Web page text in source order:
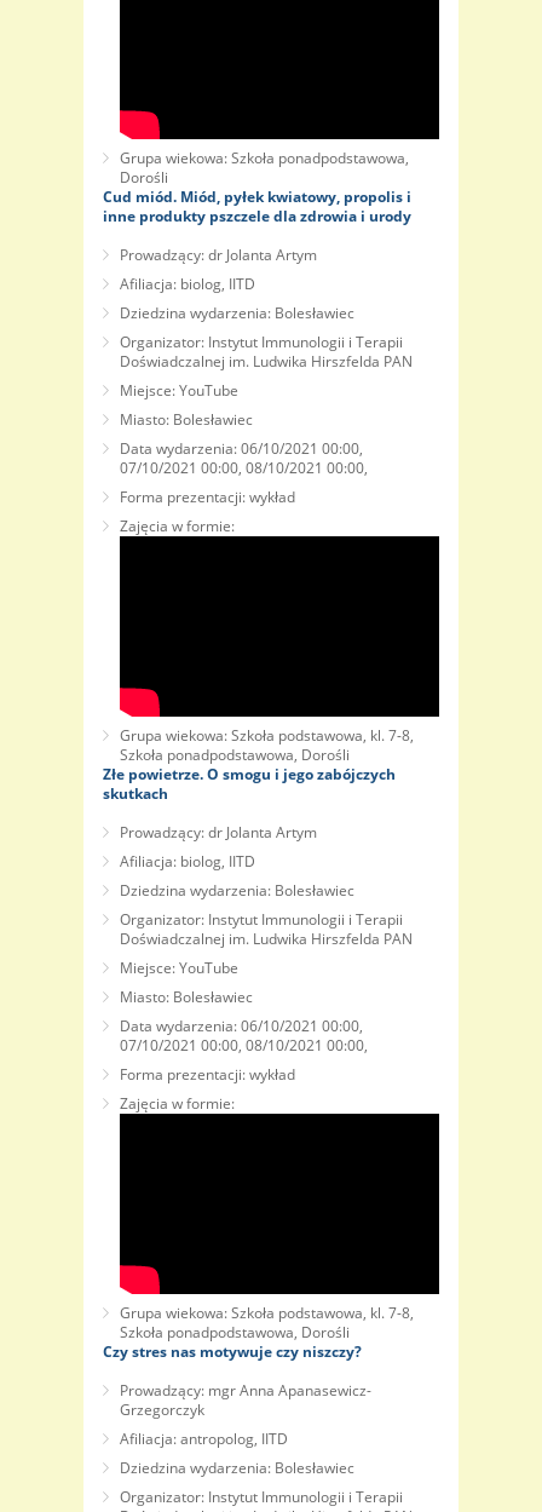
Grupa wiekowa: Szkoła ponadpodstawowa,
Dorośli
Cud miód. Miód, pyłek kwiatowy, propolis i
inne produkty pszczele dla zdrowia i urody
Prowadzący: dr Jolanta Artym
Afiliacja: biolog, IITD
Dziedzina wydarzenia: Bolesławiec
Organizator: Instytut Immunologii i Terapii
Doświadczalnej im. Ludwika Hirszfelda PAN
Miejsce: YouTube
Miasto: Bolesławiec
Data wydarzenia: 06/10/2021 00:00,
07/10/2021 00:00, 08/10/2021 00:00,
Forma prezentacji: wykład
Zajęcia w formie:
Grupa wiekowa: Szkoła podstawowa, kl. 7-8,
Szkoła ponadpodstawowa, Dorośli
Złe powietrze. O smogu i jego zabójczych
skutkach
Prowadzący: dr Jolanta Artym
Afiliacja: biolog, IITD
Dziedzina wydarzenia: Bolesławiec
Organizator: Instytut Immunologii i Terapii
Doświadczalnej im. Ludwika Hirszfelda PAN
Miejsce: YouTube
Miasto: Bolesławiec
Data wydarzenia: 06/10/2021 00:00,
07/10/2021 00:00, 08/10/2021 00:00,
Forma prezentacji: wykład
Zajęcia w formie:
Grupa wiekowa: Szkoła podstawowa, kl. 7-8,
Szkoła ponadpodstawowa, Dorośli
Czy stres nas motywuje czy niszczy?
Prowadzący: mgr Anna Apanasewicz-
Grzegorczyk
Afiliacja: antropolog, IITD
Dziedzina wydarzenia: Bolesławiec
Organizator: Instytut Immunologii i Terapii